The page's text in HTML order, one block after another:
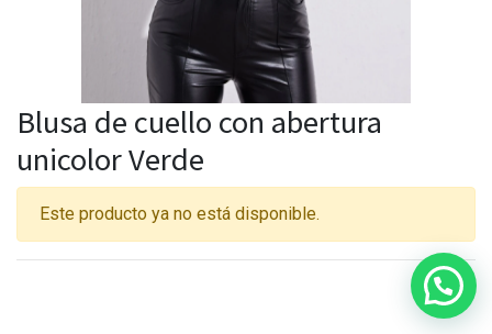
Blusa de cuello con abertura
unicolor Verde
Este producto ya no está disponible.